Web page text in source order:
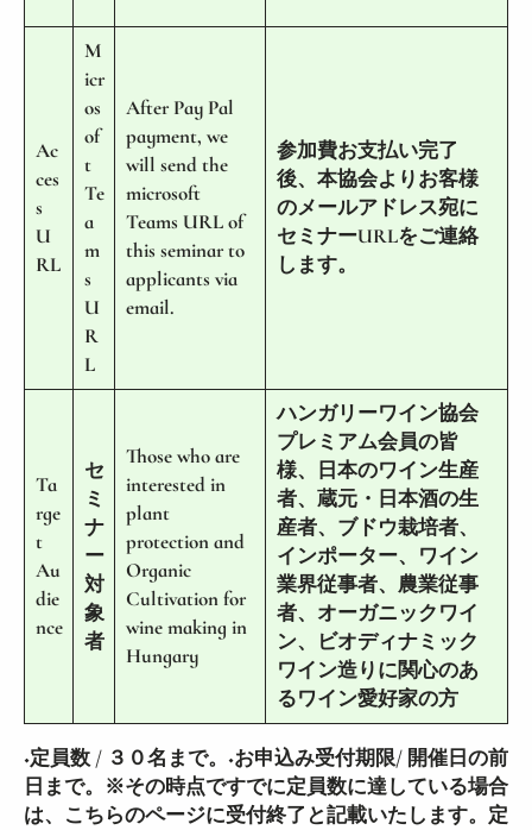
Ac
ces
s
U
RL
M
icr
os
of
t
Te
a
m
s
U
R
L
After Pay Pal
payment, we
will send the
microsoft
Teams URL of
this seminar to
applicants via
email.
参加費お支払い完了
後、本協会よりお客様
のメールアドレス宛に
セミナーURLをご連絡
します。
Ta
rge
t
Au
die
nce
セ
ミ
ナ
ー
対
象
者
Those who are
interested in
plant
protection and
Organic
Cultivation for
wine making in
Hungary
ハンガリーワイン協会
プレミアム会員の皆
様、日本のワイン生産
者、蔵元・日本酒の生
産者、ブドウ栽培者、
インポーター、ワイン
業界従事者、農業従事
者、オーガニックワイ
ン、ビオディナミック
ワイン造りに関心のあ
るワイン愛好家の方
◆定員数 / ３０名まで。◆お申込み受付期限/ 開催日の前
日まで。※その時点ですでに定員数に達している場合
は、こちらのページに受付終了と記載いたします。定